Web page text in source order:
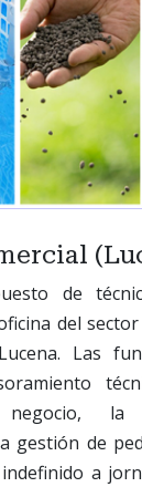
de
del
Las
la
gestión de
a